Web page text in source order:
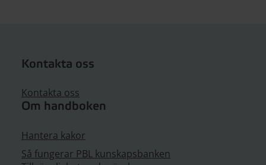
Kontakta oss
Kontakta oss
Om handboken
Hantera kakor
Så fungerar PBL kunskapsbanken